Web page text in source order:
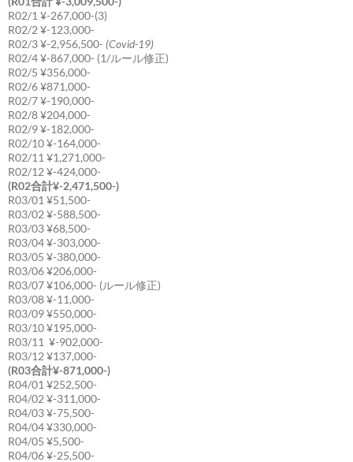
R02/1 ¥-267,000-(3)
R02/2 ¥-123,000-
R02/3 ¥-2,956,500- (Covid-19)
R02/4 ¥-867,000- (1/ルール修正)
R02/5 ¥356,000-
R02/6 ¥871,000-
R02/7 ¥-190,000-
R02/8 ¥204,000-
R02/9 ¥-182,000-
R02/10 ¥-164,000-
R02/11 ¥1,271,000-
R02/12 ¥-424,000-
(R02合計¥-2,471,500-)
R03/01 ¥51,500-
R03/02 ¥-588,500-
R03/03 ¥68,500-
R03/04 ¥-303,000-
R03/05 ¥-380,000-
R03/06 ¥206,000-
R03/07 ¥106,000- (ルール修正)
R03/08 ¥-11,000-
R03/09 ¥550,000-
R03/10 ¥195,000-
R03/11 ¥-902,000-
R03/12 ¥137,000-
(R03合計¥-871,000-)
R04/01 ¥252,500-
R04/02 ¥-311,000-
R04/03 ¥-75,500-
R04/04 ¥330,000-
R04/05 ¥5,500-
R04/06 ¥-25,500-